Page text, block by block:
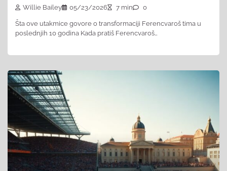
Willie Bailey 05/23/2026 7 min 0
Šta ove utakmice govore o transformaciji Ferencvaroš tima u
poslednjih 10 godina Kada pratiš Ferencvaroš…